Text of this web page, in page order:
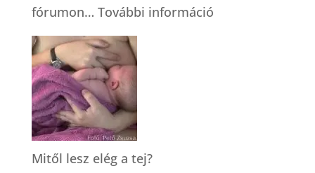
fórumon… További információ:
Mitől lesz elég a tej?